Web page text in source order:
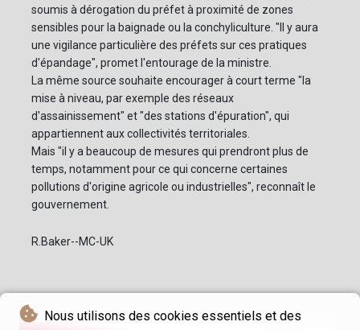
Nous utilisons des cookies essentiels et des
soumis à dérogation du préfet à proximité de zones
sensibles pour la baignade ou la conchyliculture. "Il y aura
une vigilance particulière des préfets sur ces pratiques
d'épandage", promet l'entourage de la ministre.
La même source souhaite encourager à court terme "la
mise à niveau, par exemple des réseaux
d'assainissement" et "des stations d'épuration", qui
appartiennent aux collectivités territoriales.
Mais "il y a beaucoup de mesures qui prendront plus de
temps, notamment pour ce qui concerne certaines
pollutions d'origine agricole ou industrielles", reconnaît le
gouvernement.
R.Baker--MC-UK